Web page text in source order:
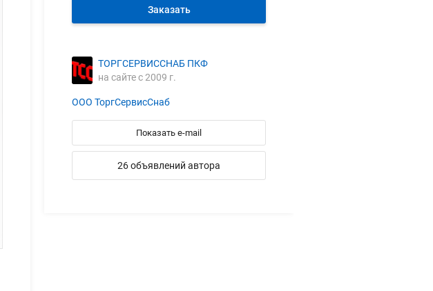
Заказать
ТОРГСЕРВИССНАБ ПКФ
на сайте с 2009 г.
ООО ТоргСервисСнаб
Показать e-mail
26 объявлений автора